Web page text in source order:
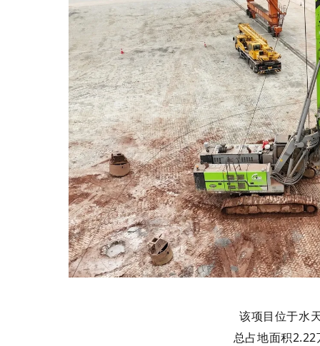
该项目位于水
总占地面积2.22